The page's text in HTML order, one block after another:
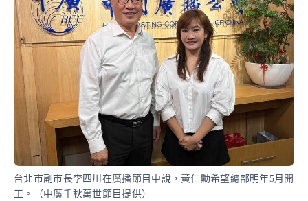
台北市副市長李四川在廣播節目中說，黃仁勳希望總部明年5月開
工。（中廣千秋萬世節目提供）